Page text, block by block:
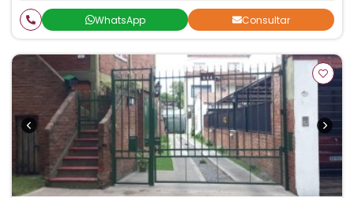
WhatsApp Consultar